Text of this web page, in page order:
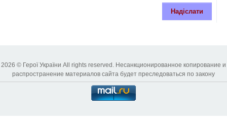
Надіслати
2026 © Герої України All rights reserved. Несанкционированное копирование и
распространение материалов сайта будет преследоваться по закону